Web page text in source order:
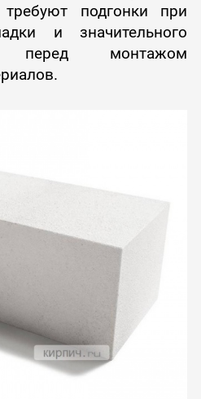
подгонки при
и значительного
перед монтажом